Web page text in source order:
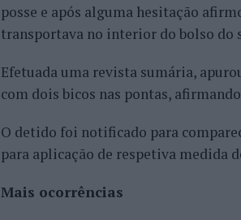
posse e após alguma hesitação
transportava no interior do bolso do
Efetuada uma revista sumária,
com dois bicos nas pontas,
O detido foi notificado para
para aplicação de respetiva medida
Mais ocorrências